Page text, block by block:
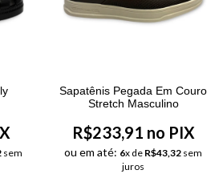
sem
Sapatênis Pegada Em Couro
Stretch Masculino
R$233,91 no PIX
ou em até: 6x de R$43,32 sem
juros